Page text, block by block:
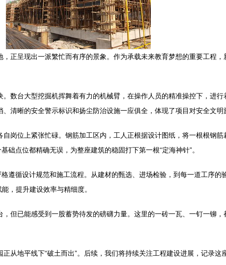
正呈现出一派繁忙而有序的景象。作为承载未来教育梦想的重要工程
数台大型挖掘机挥舞着有力的机械臂，在操作人员的精准操控下，进
清晰的安全警示标识和扬尘防治设施一应俱全，体现了项目对安全文明
岗位上紧张忙碌。钢筋加工区内，工人正根据设计图纸，将一根根钢
础点位都精确无误，为整座建筑的稳固打下第一根“定海神针”。
遵循设计规范和施工流程。从建材的甄选、进场检验，到每一道工序
，提升建设效率与精细度。
但已能感受到一股蓄势待发的磅礴力量。这里的一砖一瓦、一钉一铆
从地平线下“破土而出”。后续，我们将持续关注工程建设进展，记录这